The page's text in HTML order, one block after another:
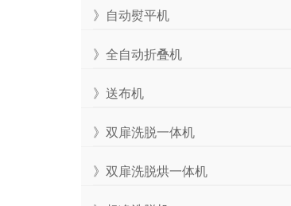
》自动熨平机
》全自动折叠机
》送布机
》双扉洗脱一体机
》双扉洗脱烘一体机